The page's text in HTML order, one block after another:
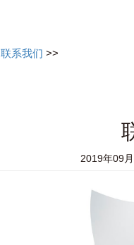
联系我们 >>
2019年09